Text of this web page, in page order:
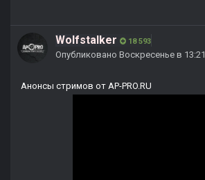
Wolfstalker 18 593
Опубликовано Воскресенье в 13:21
Анонсы стримов от AP-PRO.RU